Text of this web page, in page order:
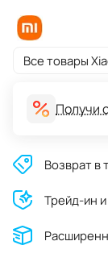
Все товары
Получи
Возврат в
Трейд-ин